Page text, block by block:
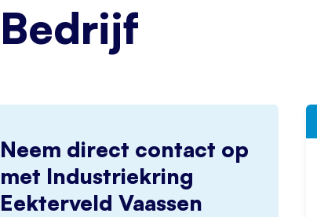
Bedrijf
Neem direct contact op
met Industriekring
Eekterveld Vaassen